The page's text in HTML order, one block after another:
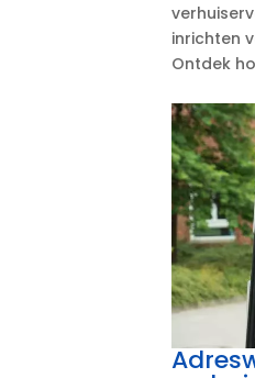
inrichten
Ontdek